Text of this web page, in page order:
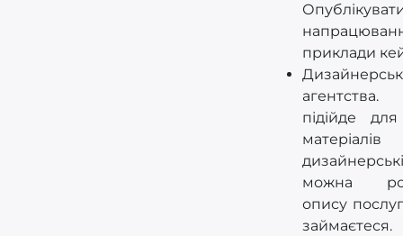
приклади
підійде для
можна
опису